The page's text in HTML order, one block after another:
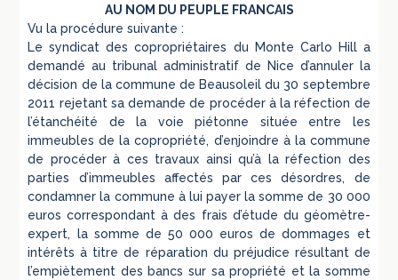
AU NOM DU PEUPLE FRANCAIS
Vu la procédure suivante :
Le syndicat des copropriétaires du Monte Carlo Hill a
demandé au tribunal administratif de Nice d’annuler la
décision de la commune de Beausoleil du 30 septembre
2011 rejetant sa demande de procéder à la réfection de
l’étanchéité de la voie piétonne située entre les
immeubles de la copropriété, d’enjoindre à la commune
de procéder à ces travaux ainsi qu’à la réfection des
parties d’immeubles affectés par ces désordres, de
condamner la commune à lui payer la somme de 30 000
euros correspondant à des frais d’étude du géomètre-
expert, la somme de 50 000 euros de dommages et
intérêts à titre de réparation du préjudice résultant de
l’empiètement des bancs sur sa propriété et la somme